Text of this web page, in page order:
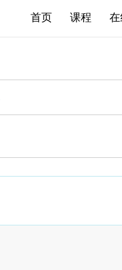
课程
首页